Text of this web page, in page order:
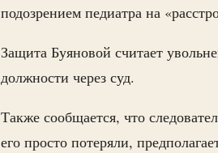
подозрением педиатра на
Защита Буяновой считает
должности через суд.
Также сообщается, что
его просто потеряли,